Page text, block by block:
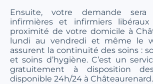
Ensuite, votre demande sera
infirmières et infirmiers
proximité de votre domicile à
lundi au vendredi et même le
assurent la continuité des soins :
et soins d’hygiène. C’est un
gratuitement à disposition
disponible 24h/24 à Châteaurenard.